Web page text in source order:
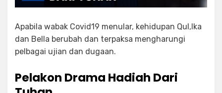
Apabila wabak Covid19 menular, kehidupan Qul,Ika
dan Bella berubah dan terpaksa mengharungi
pelbagai ujian dan dugaan.
Pelakon Drama Hadiah Dari